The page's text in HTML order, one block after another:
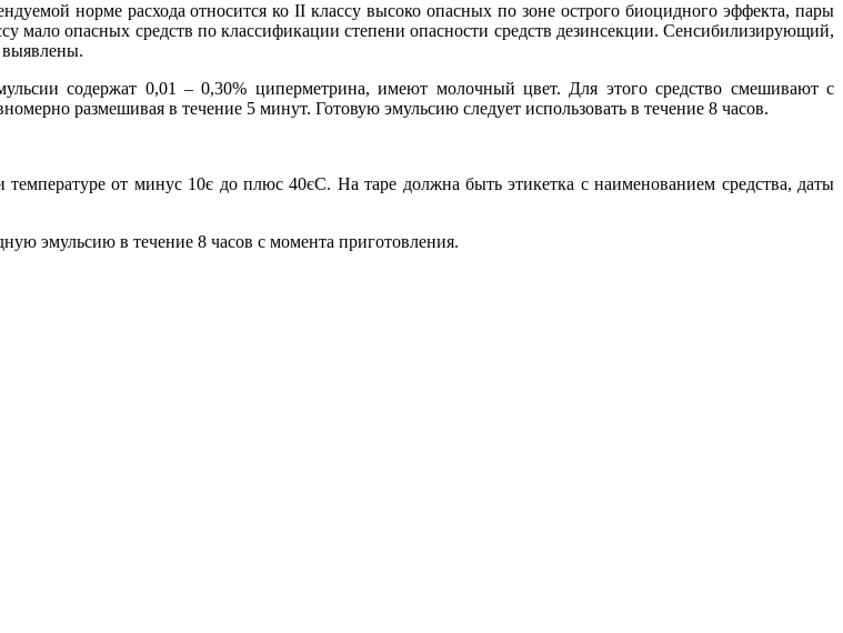
норме расхода относится ко II классу высоко опасных по зоне острого биоцидного эффекта, пары
мало опасных средств по классификации степени опасности средств дезинсекции. Сенсибилизирующий,
содержат 0,01 – 0,30% циперметрина, имеют молочный цвет. Для этого средство смешивают с
размешивая в течение 5 минут. Готовую эмульсию следует использовать в течение 8 часов.
от минус 10є до плюс 40єС. На таре должна быть этикетка с наименованием средства, даты
эмульсию в течение 8 часов с момента приготовления.